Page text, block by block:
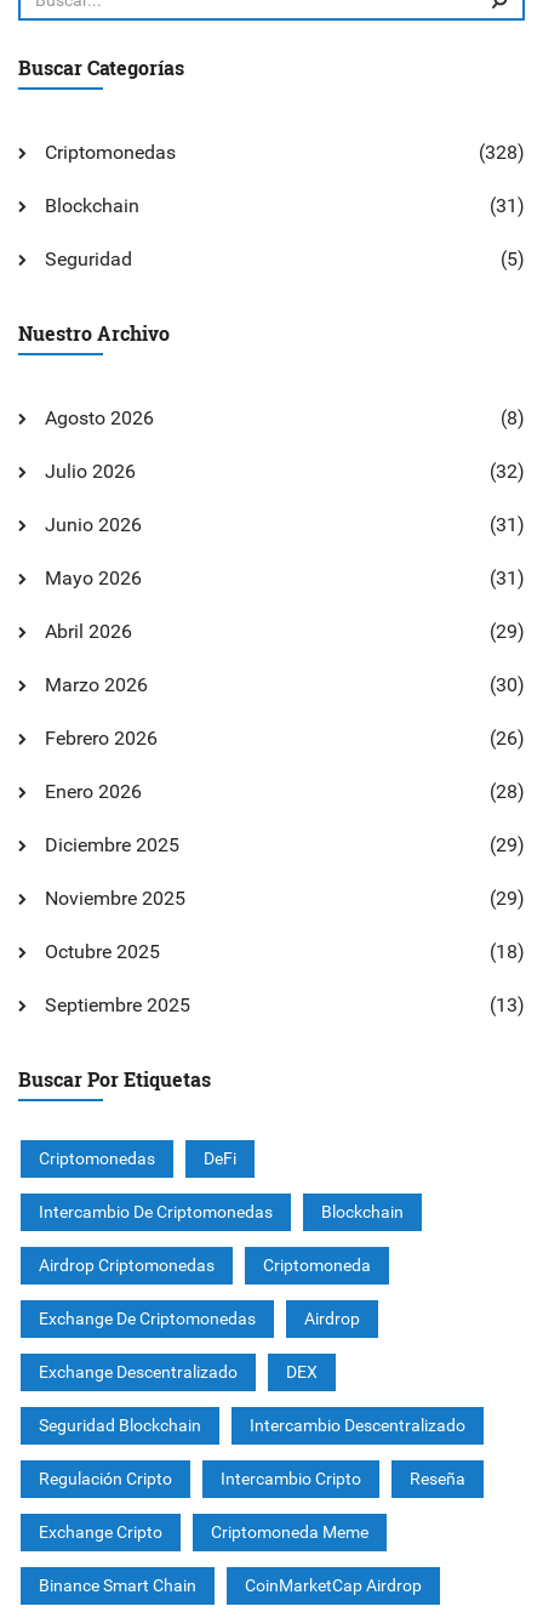
Buscar Categorías
Criptomonedas (328)
Blockchain (31)
Seguridad (5)
Nuestro Archivo
Agosto 2026 (8)
Julio 2026 (32)
Junio 2026 (31)
Mayo 2026 (31)
Abril 2026 (29)
Marzo 2026 (30)
Febrero 2026 (26)
Enero 2026 (28)
Diciembre 2025 (29)
Noviembre 2025 (29)
Octubre 2025 (18)
Septiembre 2025 (13)
Buscar Por Etiquetas
Criptomonedas DeFi
Intercambio De Criptomonedas Blockchain
Airdrop Criptomonedas Criptomoneda
Exchange De Criptomonedas Airdrop
Exchange Descentralizado DEX
Seguridad Blockchain Intercambio Descentralizado
Regulación Cripto Intercambio Cripto Reseña
Exchange Cripto Criptomoneda Meme
Binance Smart Chain CoinMarketCap Airdrop